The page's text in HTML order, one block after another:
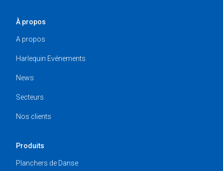
À propos
A propos
Harlequin Evénements
News
Secteurs
Nos clients
Produits
Planchers de Danse